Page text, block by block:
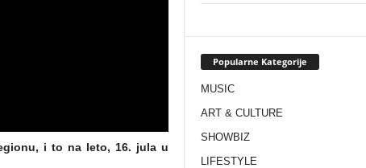
i to na leto, 16. jula u
Popularne Kategorije
MUSIC
ART & CULTURE
SHOWBIZ
LIFESTYLE